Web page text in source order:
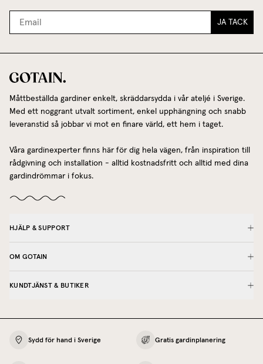
JA TACK
Måttbeställda gardiner enkelt, skräddarsydda i vår ateljé i Sverige.
Med ett noggrant utvalt sortiment, enkel upphängning och snabb
leveranstid så jobbar vi mot en finare värld, ett hem i taget.
Våra gardinexperter finns här för dig hela vägen, från inspiration till
rådgivning och installation - alltid kostnadsfritt och alltid med dina
gardindrömmar i fokus.
HJÄLP & SUPPORT
OM GOTAIN
KUNDTJÄNST & BUTIKER
Sydd för hand i Sverige Gratis gardinplanering